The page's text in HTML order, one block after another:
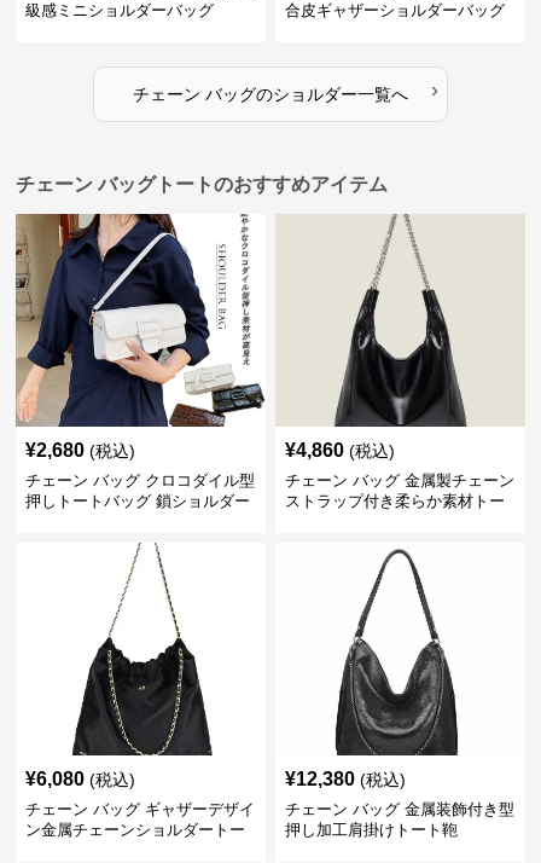
級感ミニショルダーバッグ
合皮ギャザーショルダーバッグ
チェーン バッグのショルダー一覧へ ›
チェーン バッグトートのおすすめアイテム
¥2,680 (税込)
チェーン バッグ クロコダイル型
押しトートバッグ 鎖ショルダー
¥4,860 (税込)
チェーン バッグ 金属製チェーン
ストラップ付き柔らか素材トー
¥6,080 (税込)
チェーン バッグ ギャザーデザイ
ン金属チェーンショルダートー
¥12,380 (税込)
チェーン バッグ 金属装飾付き型
押し加工肩掛けトート鞄